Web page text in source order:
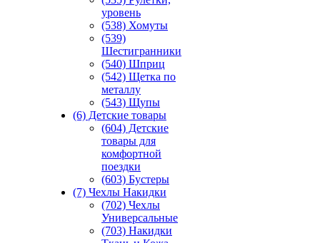
уровень
(538) Хомуты
(539)
Шестигранники
(540) Шприц
(542) Щетка по
металлу
(543) Щупы
(6) Детские товары
(604) Детские
товары для
комфортной
поездки
(603) Бустеры
(7) Чехлы Накидки
(702) Чехлы
Универсальные
(703) Накидки